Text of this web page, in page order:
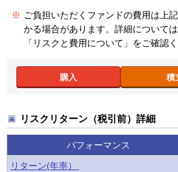
※ ご負担いただくファンドの費用は上
かる場合があります。詳細について
「リスクと費用について」をご確認
購入 積
リスクリターン（税引前）詳細
パフォーマンス
リターン(年率）